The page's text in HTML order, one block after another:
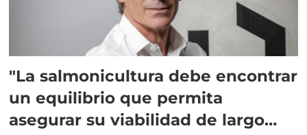
"La salmonicultura debe encontrar
un equilibrio que permita
asegurar su viabilidad de largo